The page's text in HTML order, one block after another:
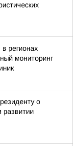
регионах
мониторинг
о
развитии